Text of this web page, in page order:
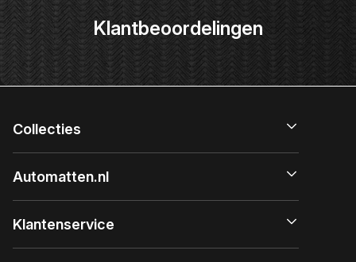
Klantbeoordelingen
Collecties
Automatten.nl
Klantenservice